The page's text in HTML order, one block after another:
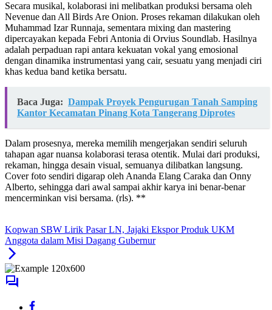
Secara musikal, kolaborasi ini melibatkan produksi bersama oleh
Nevenue dan All Birds Are Onion. Proses rekaman dilakukan oleh
Muhammad Izar Runnaja, sementara mixing dan mastering
dipercayakan kepada Febri Antonia di Orvius Soundlab. Hasilnya
adalah perpaduan rapi antara kekuatan vokal yang emosional
dengan dinamika instrumentasi yang cair, sesuatu yang menjadi ciri
khas kedua band ketika bersatu.
Baca Juga: Dampak Proyek Pengurugan Tanah Samping
Kantor Kecamatan Pinang Kota Tangerang Diprotes
Dalam prosesnya, mereka memilih mengerjakan sendiri seluruh
tahapan agar nuansa kolaborasi terasa otentik. Mulai dari produksi,
rekaman, hingga desain visual, semuanya dilibatkan langsung.
Cover foto sendiri digarap oleh Ananda Elang Caraka dan Onny
Alberto, sehingga dari awal sampai akhir karya ini benar-benar
mencerminkan visi bersama. (rls). **
Kopwan SBW Lirik Pasar LN, Jajaki Ekspor Produk UKM
Anggota dalam Misi Dagang Gubernur